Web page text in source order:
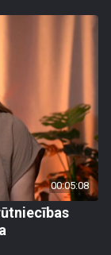
00:05:08